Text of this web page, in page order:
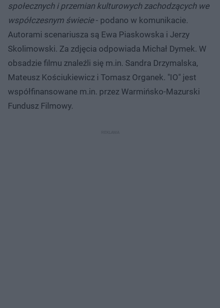
społecznych i przemian kulturowych zachodzących we
współczesnym świecie- podano w komunikacie.
Autorami scenariusza są Ewa Piaskowska i Jerzy
Skolimowski. Za zdjęcia odpowiada Michał Dymek. W
obsadzie filmu znaleźli się m.in. Sandra Drzymalska,
Mateusz Kościukiewicz i Tomasz Organek. "IO" jest
współfinansowane m.in. przez Warmińsko-Mazurski
Fundusz Filmowy.